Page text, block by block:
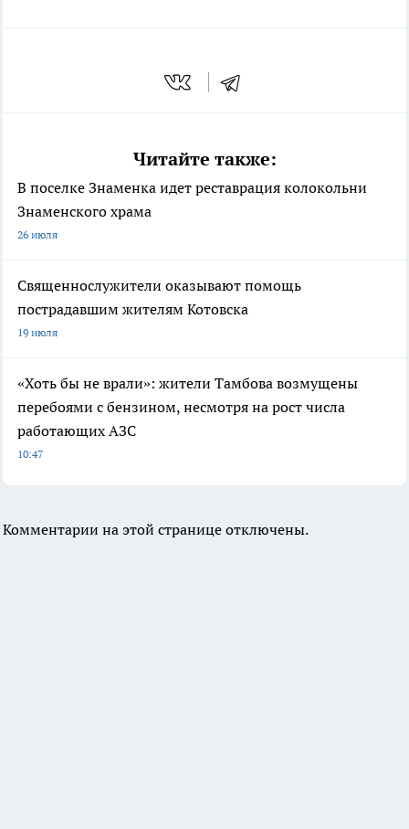
Читайте также:
В поселке Знаменка идет реставрация колокольни
Знаменского храма
26 июля
Священнослужители оказывают помощь
пострадавшим жителям Котовска
19 июля
«Хоть бы не врали»: жители Тамбова возмущены
перебоями с бензином, несмотря на рост числа
работающих АЗС
10:47
Комментарии на этой странице отключены.